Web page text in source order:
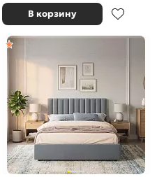
В корзину